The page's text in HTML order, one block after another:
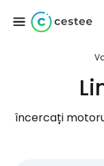
încercați
...